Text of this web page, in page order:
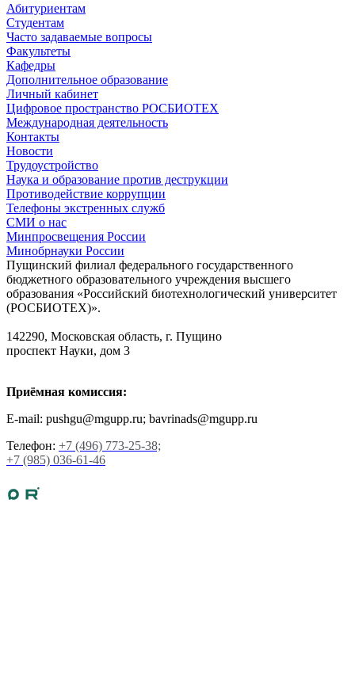
Абитуриентам
Студентам
Часто задаваемые вопросы
Факультеты
Кафедры
Дополнительное образование
Личный кабинет
Цифровое пространство РОСБИОТЕХ
Международная деятельность
Контакты
Новости
Трудоустройство
Наука и образование против деструкции
Противодействие коррупции
Телефоны экстренных служб
СМИ о нас
Минпросвещения России
Минобрнауки России
Пущинский филиал федерального государственного
бюджетного образовательного учреждения высшего
образования «Российский биотехнологический университет
(РОСБИОТЕХ)».
142290, Московская область, г. Пущино
проспект Науки, дом 3
Приёмная комиссия:
E-mail: pushgu@mgupp.ru; bavrinads@mgupp.ru
Телефон: +7 (496) 773-25-38;
+7 (985) 036-61-46